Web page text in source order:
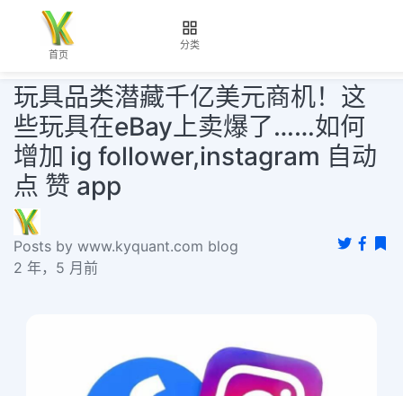
首页
分类
玩具品类潜藏千亿美元商机！这
些玩具在eBay上卖爆了……如何
增加 ig follower,instagram 自动
点 赞 app
Posts by www.kyquant.com blog
2 年，5 月前